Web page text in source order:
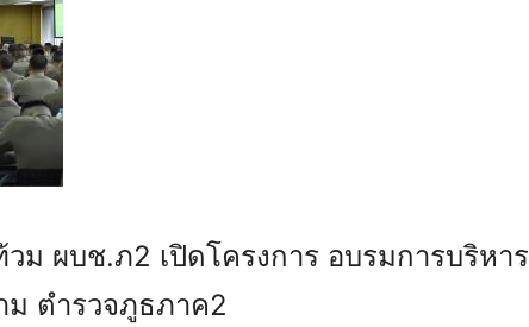
ม ผบช.ภ2 เปิดโครงการ อบรมการบริหาร
ม ตำรวจภูธภาค2